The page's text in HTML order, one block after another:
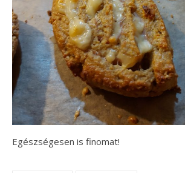
Egészségesen is finomat!